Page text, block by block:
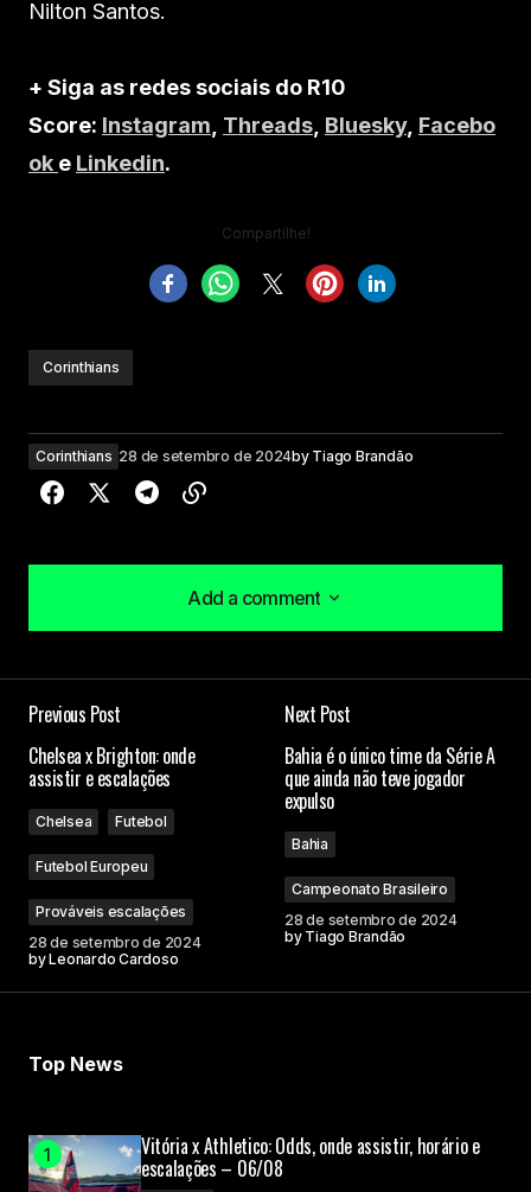
Nilton Santos.
+ Siga as redes sociais do R10
Score: Instagram Threads Bluesky, Facebo
ok e Linkedin.
Compartilhe!
Corinthians
Corinthians 28 de setembro de 2024by Tiago Brandão
Add a comment
Add a comment
Campos obrigatórios são marcados com*
Comment*
Your Name
Previous Post
Chelsea x Brighton: onde
assistir e escalações
Chelsea Futebol
Futebol Europeu
Prováveis escalações
28 de setembro de 2024
byLeonardo Cardoso
Next Post
Bahia é o único time da Série A
que ainda não teve jogador
expulso
Bahia
Campeonato Brasileiro
28 de setembro de 2024
by Tiago Brandão
Top News
Vitória x Athletico: Odds, onde assistir, horário e
escalações – 06/08